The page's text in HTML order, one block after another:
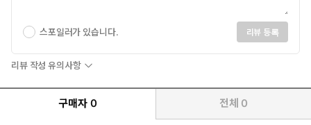
스포일러가 있습니다. 리뷰 등록
리뷰 작성 유의사항
구매자 0 전체 0